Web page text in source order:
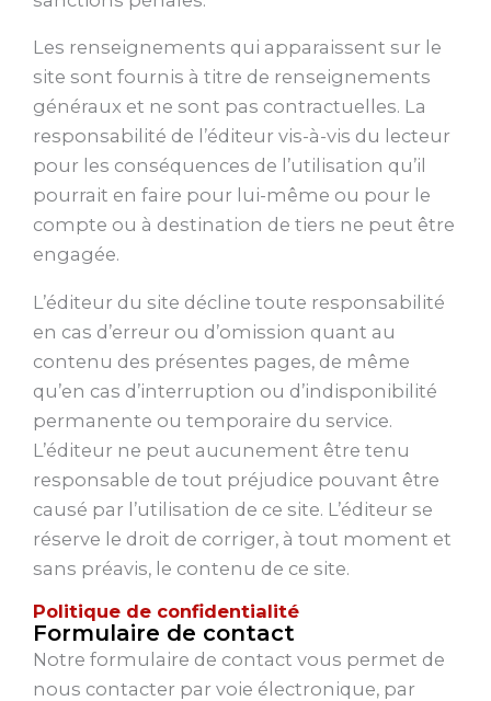
Les renseignements qui apparaissent sur le
site sont fournis à titre de renseignements
généraux et ne sont pas contractuelles. La
responsabilité de l’éditeur vis-à-vis du lecteur
pour les conséquences de l’utilisation qu’il
pourrait en faire pour lui-même ou pour le
compte ou à destination de tiers ne peut être
engagée.
L’éditeur du site décline toute responsabilité
en cas d’erreur ou d’omission quant au
contenu des présentes pages, de même
qu’en cas d’interruption ou d’indisponibilité
permanente ou temporaire du service.
L’éditeur ne peut aucunement être tenu
responsable de tout préjudice pouvant être
causé par l’utilisation de ce site. L’éditeur se
réserve le droit de corriger, à tout moment et
sans préavis, le contenu de ce site.
Politique de confidentialité
Formulaire de contact
Notre formulaire de contact vous permet de
nous contacter par voie électronique, par